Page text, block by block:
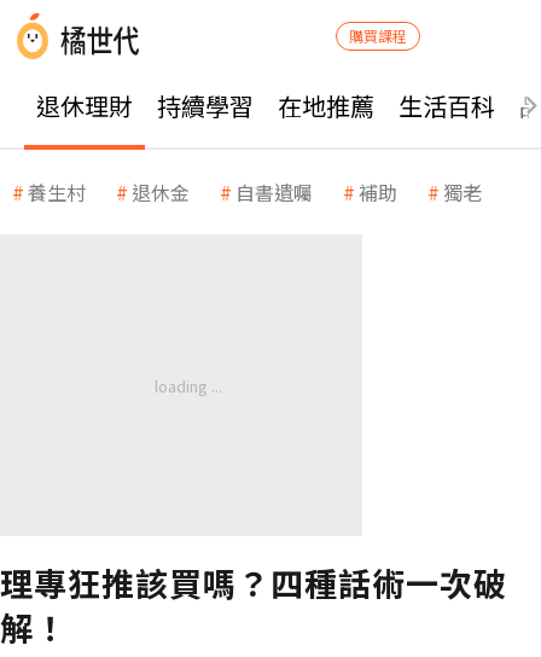
購買課程
退休理財 持續學習 在地推薦 生活百科
養生村 退休金 自書遺囑 補助 獨老
理專狂推該買嗎？四種話術一次破
解！